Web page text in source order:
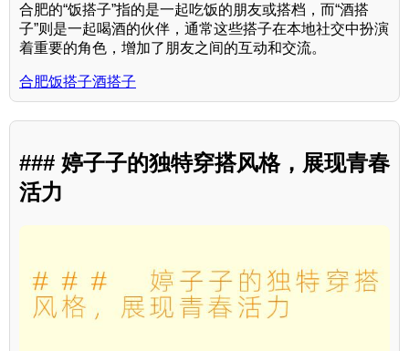
合肥的“饭搭子”指的是一起吃饭的朋友或搭档，而“酒搭
子”则是一起喝酒的伙伴，通常这些搭子在本地社交中扮演
着重要的角色，增加了朋友之间的互动和交流。
合肥饭搭子酒搭子
### 婷子子的独特穿搭风格，展现青春
活力